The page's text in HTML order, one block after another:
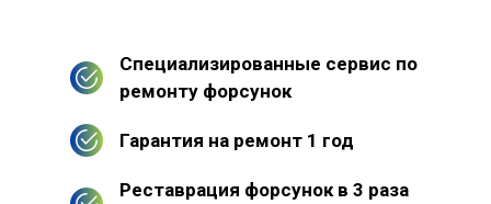
Специализированные сервис по
ремонту форсунок
Гарантия на ремонт 1 год
Реставрация форсунок в 3 раза